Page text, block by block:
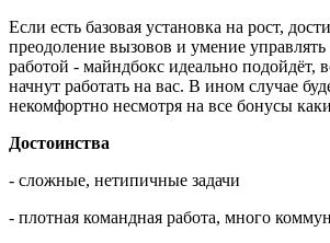
Если есть базовая установка на рост,
преодоление вызовов и умение управлять
работой - майндбокс идеально подойдёт,
начнут работать на вас. В ином случае
некомфортно несмотря на все бонусы
Достоинства
- сложные, нетипичные задачи
- плотная командная работа, много